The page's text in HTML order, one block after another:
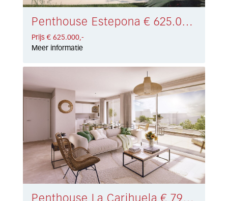
Penthouse Estepona € 625.000,-
Prijs € 625.000,-
Meer informatie